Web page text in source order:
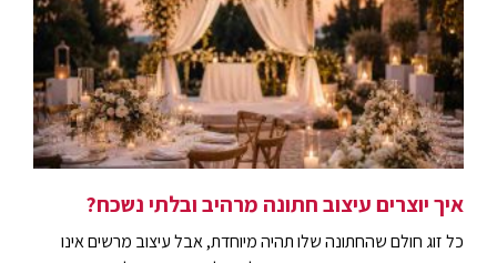
איך יוצרים עיצוב חתונה מרהיב ובלתי נשכח?
כל זוג חולם שהחתונה שלו תהיה מיוחדת, אבל עיצוב מרשים אינו